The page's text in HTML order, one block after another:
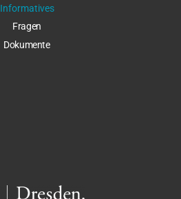
Informatives
Fragen
Dokumente